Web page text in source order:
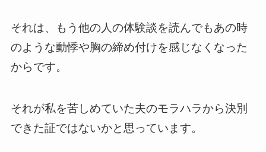
それは、もう他の人の体験談を読んでもあの時
のような動悸や胸の締め付けを感じなくなった
からです。
それが私を苦しめていた夫のモラハラから決別
できた証ではないかと思っています。